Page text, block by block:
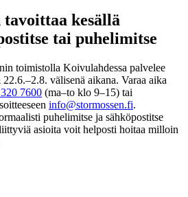
tavoittaa kesällä
tai puhelimitse
toimistolla Koivulahdessa palvelee
välisenä aikana. Varaa aika
7600 (ma–to klo 9–15) tai
info@stormossen.fi.
puhelimitse ja sähköpostitse
asioita voit helposti hoitaa milloin